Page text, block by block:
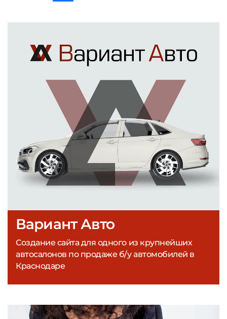
Вариант Авто
Создание сайта для одного из крупнейших
автосалонов по продаже б/у автомобилей в
Краснодаре